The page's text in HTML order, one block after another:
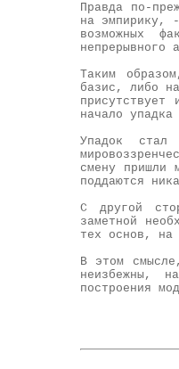
Правда по-
на эмпирику,
возможных
непрерывного
Таким
базис, либо
начало упадка
Упадок стал
смену пришли
поддаются
С другой
заметной
тех основ, на
В этом
неизбежны,
построения